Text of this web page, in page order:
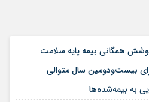
همگانی بیمه پایه سلامت
بیست‌ودومین سال متوالی